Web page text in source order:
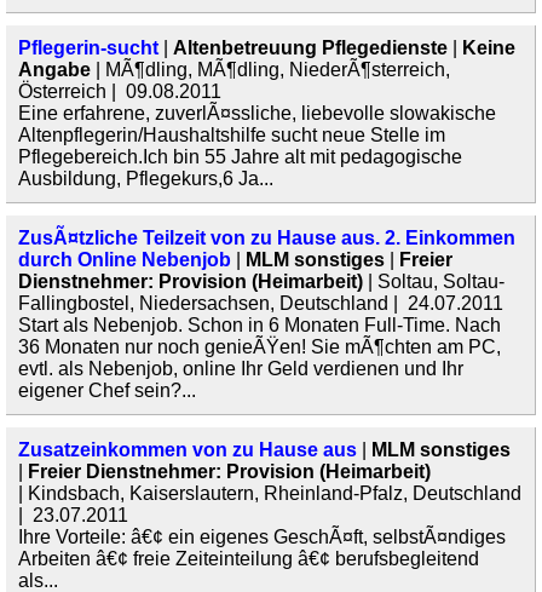
Pflegerin-sucht Altenbetreuung Pflegedienste
Keine
Angabe | MÃ¶dling, MÃ¶dling, NiederÃ¶sterreich,
Österreich | 09.08.2011
Eine erfahrene, zuverlÃ¤ssliche, liebevolle slowakische
Altenpflegerin/Haushaltshilfe sucht neue Stelle im
Pflegebereich.Ich bin 55 Jahre alt mit pedagogische
Ausbildung, Pflegekurs,6 Ja...
ZusÃ¤tzliche Teilzeit von zu Hause aus. 2. Einkommen
durch Online Nebenjob
MLM sonstiges
Freier
Dienstnehmer: Provision (Heimarbeit) | Soltau, Soltau-
Fallingbostel, Niedersachsen, Deutschland | 24.07.2011
Start als Nebenjob. Schon in 6 Monaten Full-Time. Nach
36 Monaten nur noch genieÃŸen! Sie mÃ¶chten am PC,
evtl. als Nebenjob, online Ihr Geld verdienen und Ihr
eigener Chef sein?...
Zusatzeinkommen von zu Hause aus
MLM sonstiges
Freier Dienstnehmer: Provision (Heimarbeit)
| Kindsbach, Kaiserslautern, Rheinland-Pfalz, Deutschland
| 23.07.2011
Ihre Vorteile: â€¢ ein eigenes GeschÃ¤ft, selbstÃ¤ndiges
Arbeiten â€¢ freie Zeiteinteilung â€¢ berufsbegleitend
als...